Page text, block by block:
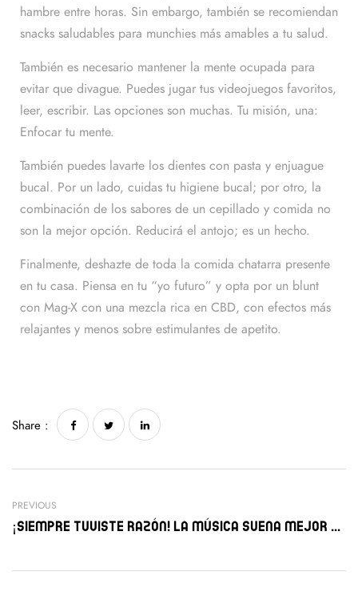
hambre entre horas. Sin embargo, también se recomiendan
snacks saludables para munchies más amables a tu salud.
También es necesario mantener la mente ocupada para
evitar que divague. Puedes jugar tus videojuegos favoritos,
leer, escribir. Las opciones son muchas. Tu misión, una:
Enfocar tu mente.
También puedes lavarte los dientes con pasta y enjuague
bucal. Por un lado, cuidas tu higiene bucal; por otro, la
combinación de los sabores de un cepillado y comida no
son la mejor opción. Reducirá el antojo; es un hecho.
Finalmente, deshazte de toda la comida chatarra presente
en tu casa. Piensa en tu “yo futuro” y opta por un blunt
con Mag-X con una mezcla rica en CBD, con efectos más
relajantes y menos sobre estimulantes de apetito.
Share :
PREVIOUS
¡Siempre Tuviste Razón! La Música Suena Mejor Cuando Estás High